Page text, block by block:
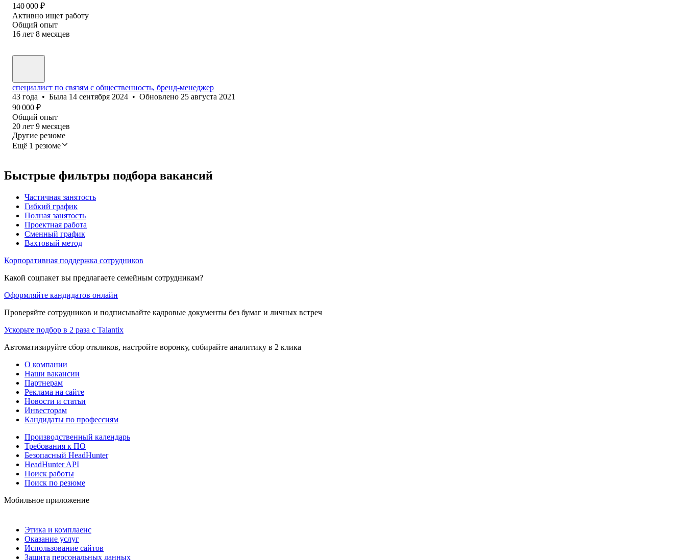
140 000 ₽
Активно ищет работу
Общий опыт
16 лет 8 месяцев
специалист по связям с общественность, бренд-менеджер
43 года • Была 14 сентября 2024 • Обновлено 25 августа 2021
90 000 ₽
Общий опыт
20 лет 9 месяцев
Другие резюме
Ещё 1 резюме
Быстрые фильтры подбора вакансий
Частичная занятость
Гибкий график
Полная занятость
Проектная работа
Сменный график
Вахтовый метод
Корпоративная поддержка сотрудников
Какой соцпакет вы предлагаете семейным сотрудникам?
Оформляйте кандидатов онлайн
Проверяйте сотрудников и подписывайте кадровые документы без бумаг и личных встреч
Ускорьте подбор в 2 раза с Talantix
Автоматизируйте сбор откликов, настройте воронку, собирайте аналитику в 2 клика
О компании
Наши вакансии
Партнерам
Реклама на сайте
Новости и статьи
Инвесторам
Кандидаты по профессиям
Производственный календарь
Требования к ПО
Безопасный HeadHunter
HeadHunter API
Поиск работы
Поиск по резюме
Мобильное приложение
Этика и комплаенс
Оказание услуг
Использование сайтов
Защита персональных данных